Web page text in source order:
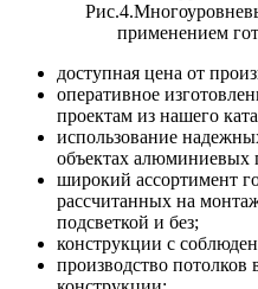
применением
доступная цена от
оперативное
проектам из нашего
использование
объектах алюминиевых
широкий ассортимент
рассчитанных на
подсветкой и без;
конструкции с
производство потолков